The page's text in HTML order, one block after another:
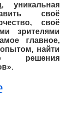
своё
своё
зрителями
главное,
найти
решения